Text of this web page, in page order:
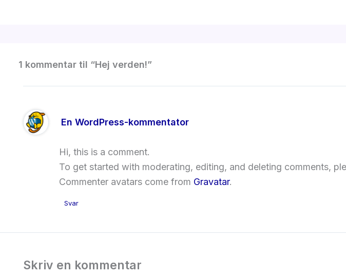
1 kommentar til “Hej verden!”
En WordPress-kommentator
Hi, this is a comment.
To get started with moderating, editing, and deleting comments,
Commenter avatars come from Gravatar.
Svar
Skriv en kommentar